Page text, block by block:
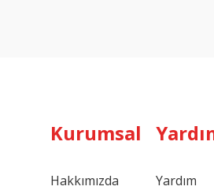
Kurumsal
Hakkımızda
Yardım